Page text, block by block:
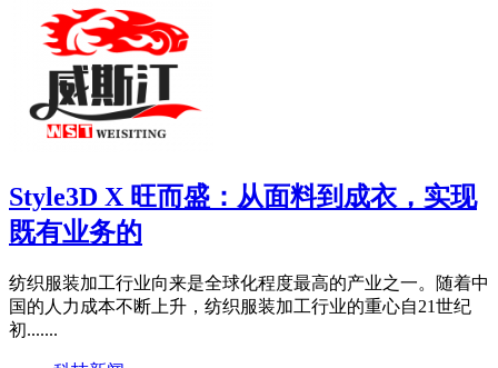
Style3D X 旺而盛：从面料到成衣，实现
既有业务的
纺织服装加工行业向来是全球化程度最高的产业之一。随着中
国的人力成本不断上升，纺织服装加工行业的重心自21世纪
初.......